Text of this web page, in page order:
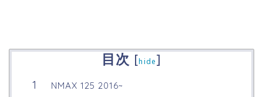
目次 [hide]
NMAX 125 2016~